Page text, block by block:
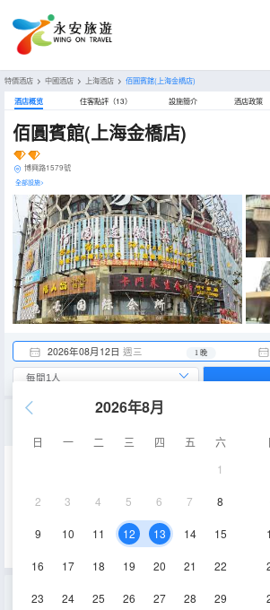
特價酒店 > 中國酒店 > 上海酒店 > 佰圓賓館(上海金橋店)
酒店概览 住客點評（13） 設施簡介 酒店政策
佰圓賓館(上海金橋店)
博興路1579號
全部設施>
2026年08月12日 週三 1 晚
2026年8月
日 一 二 三 四 五
六
1
2 3 4 5 6 7 8
9 10 11 12 13 14 15
16 17 18 19 20 21 22
23 24 25 26 27 28 29
18-25㎡
雙床房